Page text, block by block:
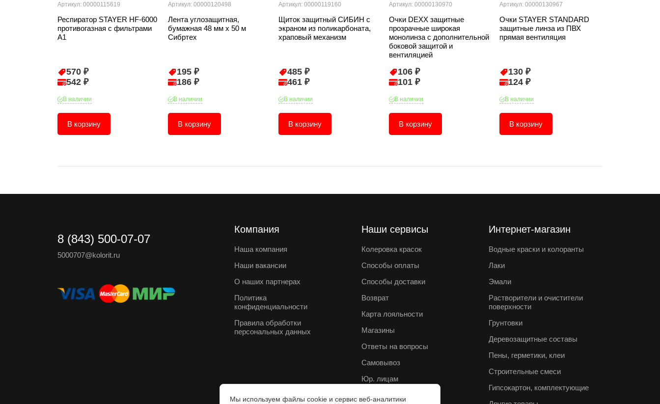
Артикул: 00000115619
Респиратор STAYER HF-6000
противогазная с фильтрами
А1
570 ₽
542 ₽
В наличии
В корзину
Артикул: 00000120498
Лента углозащитная,
бумажная 48 мм х 50 м
Сибртех
195 ₽
186 ₽
В наличии
В корзину
Артикул: 00000119160
Щиток защитный СИБИН с
экраном из поликарбоната,
храповый механизм
485 ₽
461 ₽
В наличии
В корзину
Артикул: 00000130970
Очки DEXX защитные
прозрачные широкая
монолинза с дополнительной
боковой защитой и
вентиляцией
106 ₽
101 ₽
В наличии
В корзину
Артикул: 00000130967
Очки STAYER STANDARD
защитные линза из ПВХ
прямая вентиляция
130 ₽
124 ₽
В наличии
В корзину
8 (843) 500-07-07
5000707@kolorit.ru
Компания
Наша компания
Наши вакансии
О наших партнерах
Политика
конфиденциальности
Правила обработки
персональных данных
Наши сервисы
Колеровка красок
Способы оплаты
Способы доставки
Возврат
Карта лояльности
Магазины
Ответы на вопросы
Самовывоз
Юр. лицам
Интернет-магазин
Водные краски и колоранты
Лаки
Эмали
Растворители и очистители
поверхности
Грунтовки
Деревозащитные составы
Пены, герметики, клеи
Строительные смеси
Гипсокартон, комплектующие
Мы используем файлы cookie и сервис веб-аналитики